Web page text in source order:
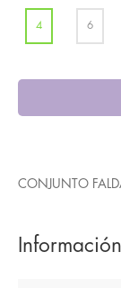
4 6
CONJUNTO